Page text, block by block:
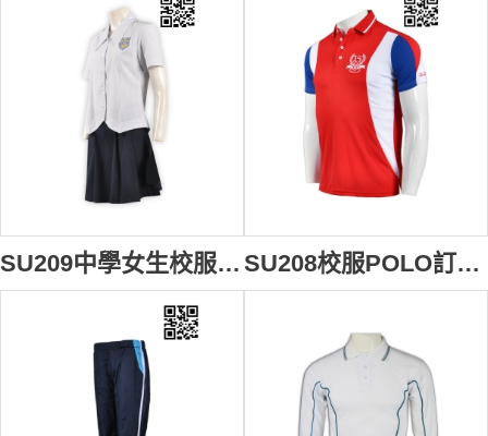
SU209中學女生校服 校服裙訂造 校服經典款式 中學校服團體訂購 校服中心 SU208校服POLO訂做 團體校服POLO恤 度身訂造校服Polo恤 校友會 舊生紀念 校服Polo恤供應商 校服Polo恤專門店HK